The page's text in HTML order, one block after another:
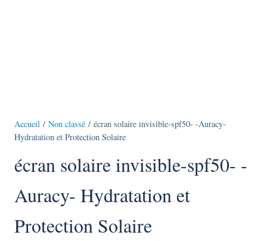
Accueil / Non classé / écran solaire invisible-spf50- -Auracy-
Hydratation et Protection Solaire
écran solaire invisible-spf50- -
Auracy- Hydratation et
Protection Solaire